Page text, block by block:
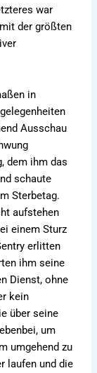
war
der größten
in
Ausschau
dem ihm das
schaute
Sterbetag.
aufstehen
einem Sturz
erlitten
ihm seine
Dienst, ohne
kein
über seine
um
umgehend zu
laufen und die